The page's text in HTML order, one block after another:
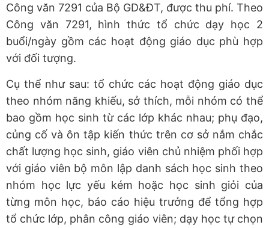
Công văn 7291 của Bộ GD&ĐT, được thu phí. Theo
Công văn 7291, hình thức tổ chức dạy học 2
buổi/ngày gồm các hoạt động giáo dục phù hợp
với đối tượng.
Cụ thể như sau: tổ chức các hoạt động giáo dục
theo nhóm năng khiếu, sở thích, mỗi nhóm có thể
bao gồm học sinh từ các lớp khác nhau; phụ đạo,
củng cố và ôn tập kiến thức trên cơ sở nắm chắc
chất lượng học sinh, giáo viên chủ nhiệm phối hợp
với giáo viên bộ môn lập danh sách học sinh theo
nhóm học lực yếu kém hoặc học sinh giỏi của
từng môn học, báo cáo hiệu trưởng để tổng hợp
tổ chức lớp, phân công giáo viên; dạy học tự chọn